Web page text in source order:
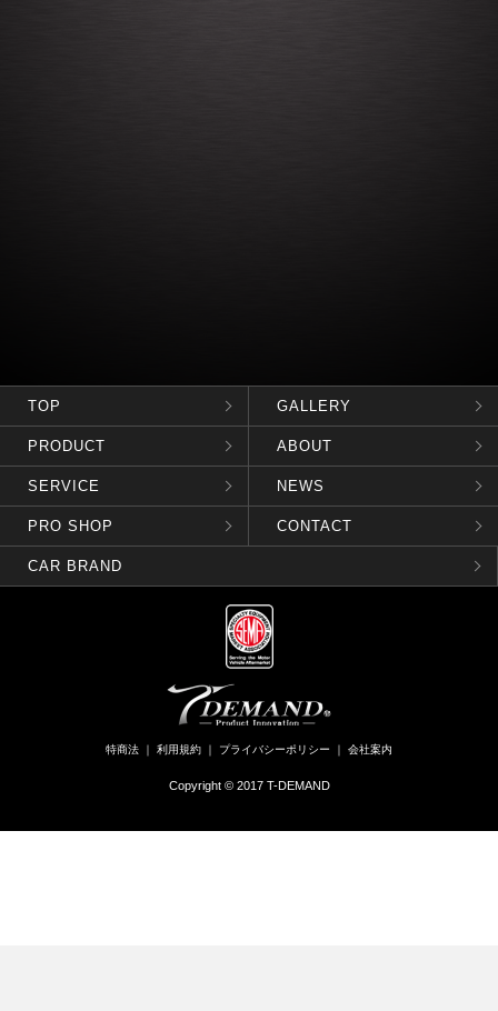
TOP GALLERY
PRODUCT ABOUT
SERVICE NEWS
PRO SHOP CONTACT
CAR BRAND
特商法 利用規約 プライバシーポリシー 会社案内
Copyright © 2017 T-DEMAND